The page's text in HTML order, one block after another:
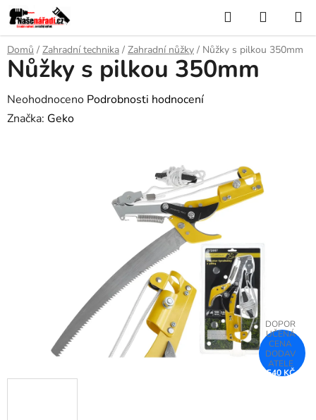
Přejít
na
obsah
Hledat
KOŠÍK
Domů / Zahradní technika / Zahradní nůžky / Nůžky s pilkou 350mm
Nůžky s pilkou 350mm
Průměrné
hodnocení
Neohodnoceno Podrobnosti hodnocení
Značka: Geko
540 KČ